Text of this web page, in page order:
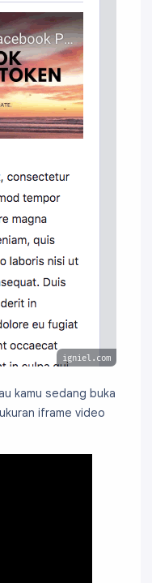
igniel.com
kamu sedang buka
iframe video